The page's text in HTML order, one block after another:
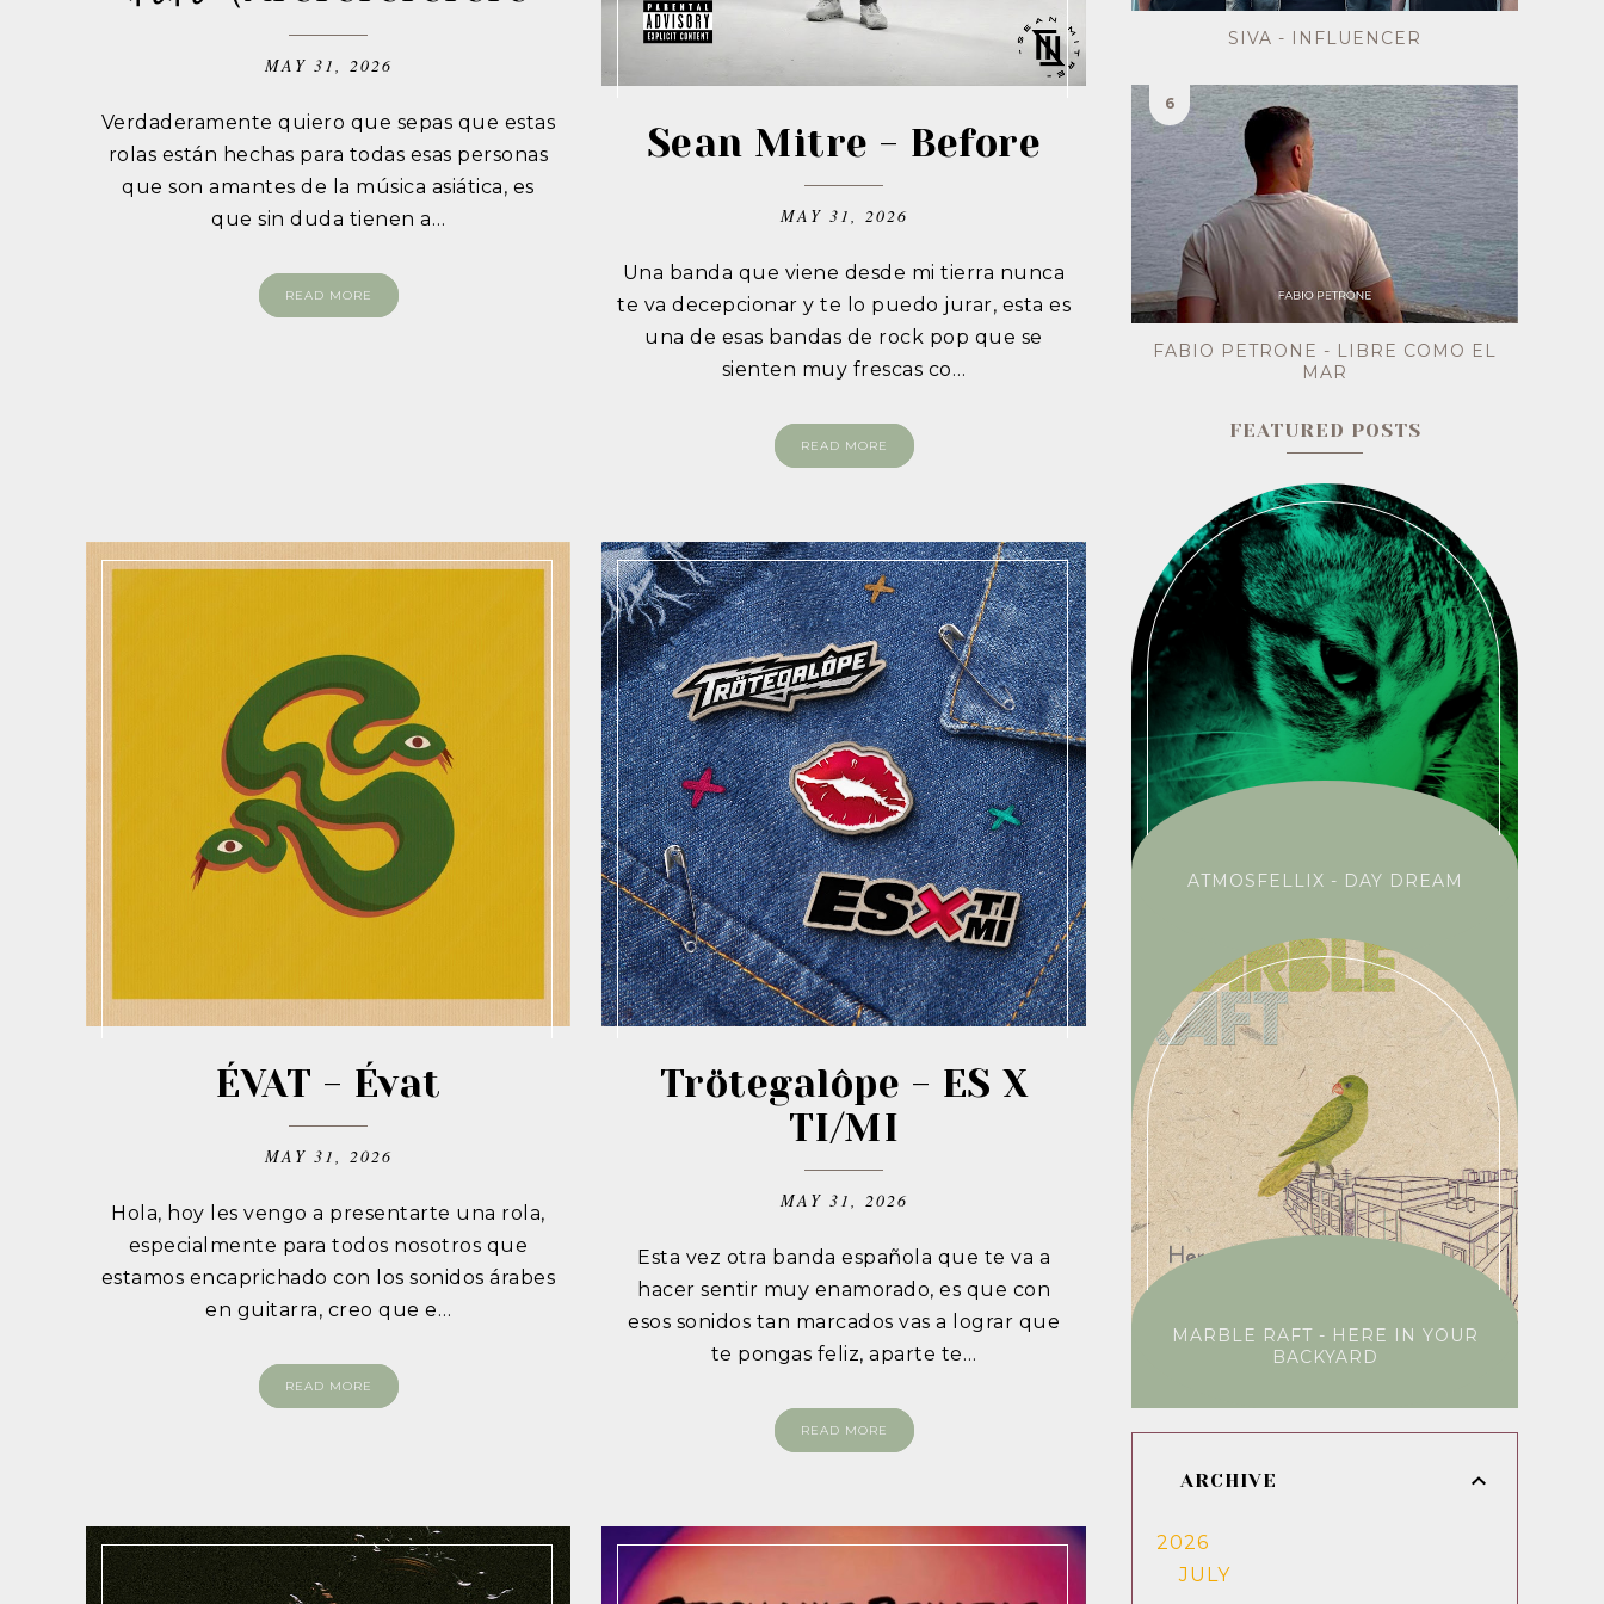
MAY 31, 2026
Verdaderamente quiero que sepas que estas
rolas están hechas para todas esas personas
que son amantes de la música asiática, es
que sin duda tienen a…
READ MORE
Sean Mitre - Before
MAY 31, 2026
Una banda que viene desde mi tierra nunca
te va decepcionar y te lo puedo jurar, esta es
una de esas bandas de rock pop que se
sienten muy frescas co…
READ MORE
ÉVAT - Évat
MAY 31, 2026
Hola, hoy les vengo a presentarte una rola,
especialmente para todos nosotros que
estamos encaprichado con los sonidos árabes
en guitarra, creo que e…
READ MORE
Trötegalôpe - ES X
TI/MI
MAY 31, 2026
Esta vez otra banda española que te va a
hacer sentir muy enamorado, es que con
esos sonidos tan marcados vas a lograr que
te pongas feliz, aparte te…
READ MORE
SIVA - INFLUENCER
FABIO PETRONE - LIBRE COMO EL
MAR
FEATURED POSTS
ATMOSFELLIX - DAY DREAM
MARBLE RAFT - HERE IN YOUR
BACKYARD
ARCHIVE
2026
JULY